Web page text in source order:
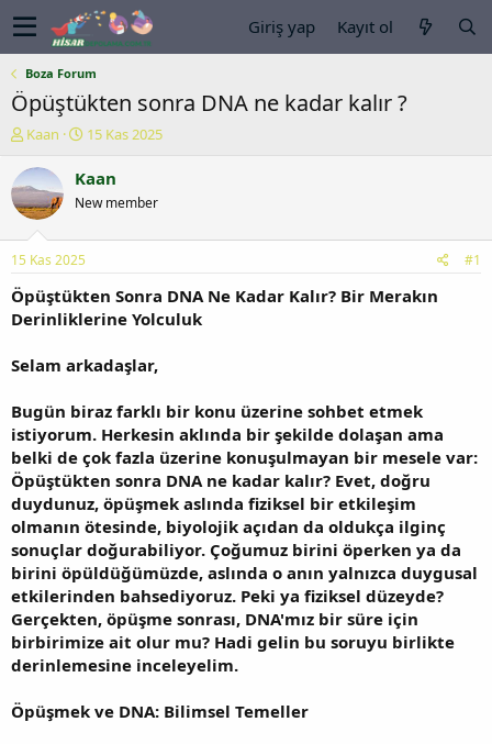
Giriş yap Kayıt ol
Boza Forum
Öpüştükten sonra DNA ne kadar kalır ?
K
n
u
y
b
a
ş
l
a
a
Kaan
B
ş
a
ç
a
i
i
15 Kas 2025
Kaan
New member
15 Kas 2025 #1
Öpüştükten Sonra DNA Ne Kadar Kalır? Bir Merakın
Derinliklerine Yolculuk
Selam arkadaşlar,
Bugün biraz farklı bir konu üzerine sohbet etmek
istiyorum. Herkesin aklında bir şekilde dolaşan ama
belki de çok fazla üzerine konuşulmayan bir mesele var:
Öpüştükten sonra DNA ne kadar kalır? Evet, doğru
duydunuz, öpüşmek aslında fiziksel bir etkileşim
olmanın ötesinde, biyolojik açıdan da oldukça ilginç
sonuçlar doğurabiliyor. Çoğumuz birini öperken ya da
birini öpüldüğümüzde, aslında o anın yalnızca duygusal
etkilerinden bahsediyoruz. Peki ya fiziksel düzeyde?
Gerçekten, öpüşme sonrası, DNA'mız bir süre için
birbirimize ait olur mu? Hadi gelin bu soruyu birlikte
derinlemesine inceleyelim.
Öpüşmek ve DNA: Bilimsel Temeller